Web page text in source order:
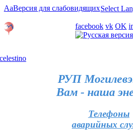
AaВерсия для слабовидящихSelect
facebook vk OK
РУП
Вам - наша
Телефоны
аварийных